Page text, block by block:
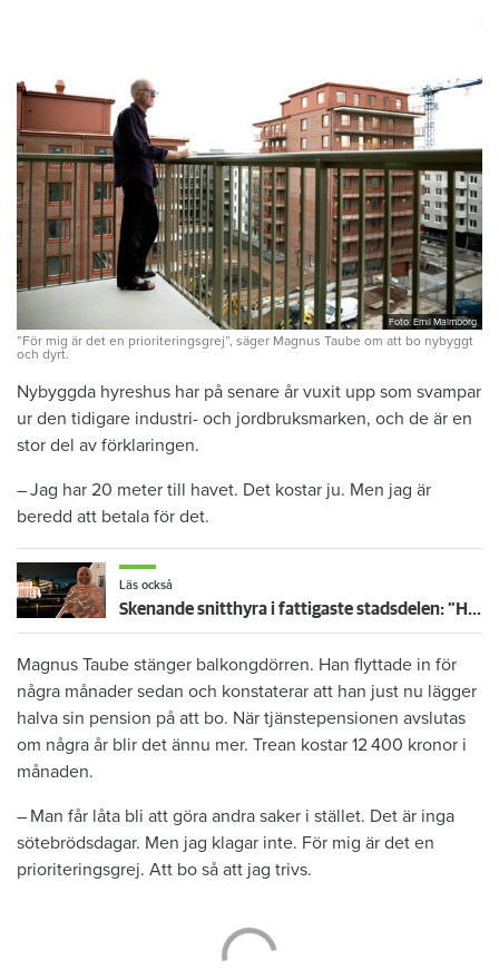
Foto: Emil Malmborg
”För mig är det en prioriteringsgrej”, säger Magnus Taube om att bo nybyggt
och dyrt.
Nybyggda hyreshus har på senare år vuxit upp som svampar
ur den tidigare industri- och jordbruksmarken, och de är en
stor del av förklaringen.
– Jag har 20 meter till havet. Det kostar ju. Men jag är
beredd att betala för det.
Läs också
Skenande snitthyra i fattigaste stadsdelen: ”Håller på att få slut på rimligt prissatta hyresrätter”
Magnus Taube stänger balkongdörren. Han flyttade in för
några månader sedan och konstaterar att han just nu lägger
halva sin pension på att bo. När tjänstepensionen avslutas
om några år blir det ännu mer. Trean kostar 12 400 kronor i
månaden.
– Man får låta bli att göra andra saker i stället. Det är inga
sötebrödsdagar. Men jag klagar inte. För mig är det en
prioriteringsgrej. Att bo så att jag trivs.